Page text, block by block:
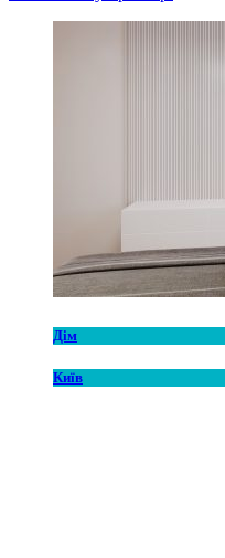
Дім
Київ